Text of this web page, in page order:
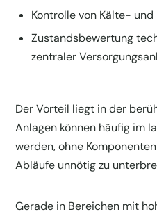
Kontrolle von Kälte-
Zustandsbewertung
zentraler
Der Vorteil liegt in der
Anlagen können häufig im
werden, ohne
Abläufe unnötig zu
Gerade in Bereichen mit